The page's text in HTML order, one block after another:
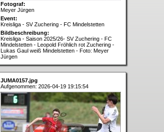
Fotograf:
Meyer Jürgen
Event:
Kreisliga - SV Zuchering - FC Mindelstetten
Bildbeschreibung:
Kreisliga - Saison 2025/26- SV Zuchering - FC
Mindelstetten - Leopold Fröhlich rot Zuchering -
Lukas Gaul weiß Mindelstetten - Foto: Meyer
Jürgen
JUMA0157.jpg
Aufgenommen: 2026-04-19 19:15:54